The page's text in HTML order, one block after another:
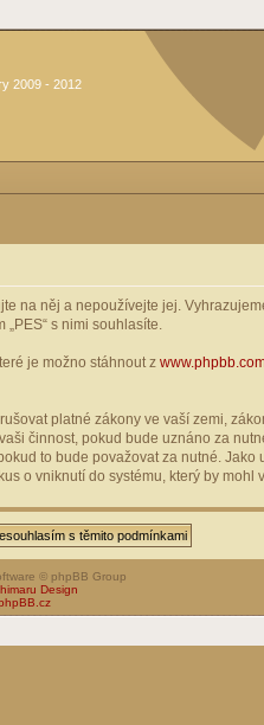
2009 - 2012
na něj a nepoužívejte jej.
s nimi souhlasíte.
je možno stáhnout z
platné zákony ve vaší zemi,
činnost, pokud bude uznáno za
to bude považovat za nutné.
o vniknutí do systému, který by mohl
© phpBB Group
Design